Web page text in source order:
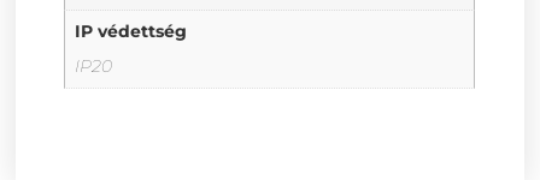
IP védettség
IP20